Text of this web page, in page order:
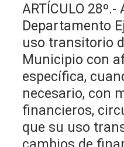
ARTÍCULO 28º.-
Departamento
uso transitorio
Municipio con
específica,
necesario, con
financieros,
que su uso